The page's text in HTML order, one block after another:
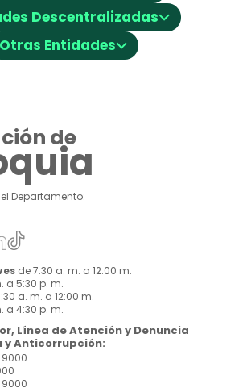
Descentralizadas⌵
Otras Entidades⌵
de
Departamento:
de 7:30 a. m. a 12:00 m.
a 5:30 p. m.
a. m. a 12:00 m.
a 4:30 p. m.
Línea de Atención y Denuncia
y Anticorrupción: